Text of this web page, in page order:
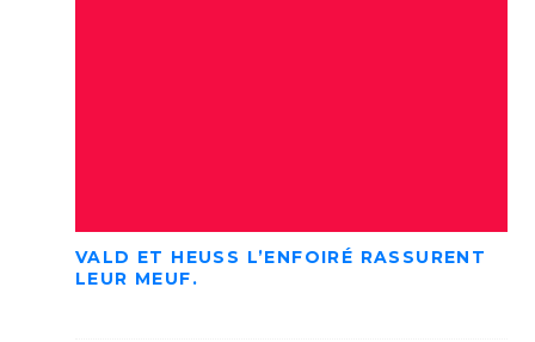
VALD ET HEUSS L’ENFOIRÉ RASSURENT
LEUR MEUF.